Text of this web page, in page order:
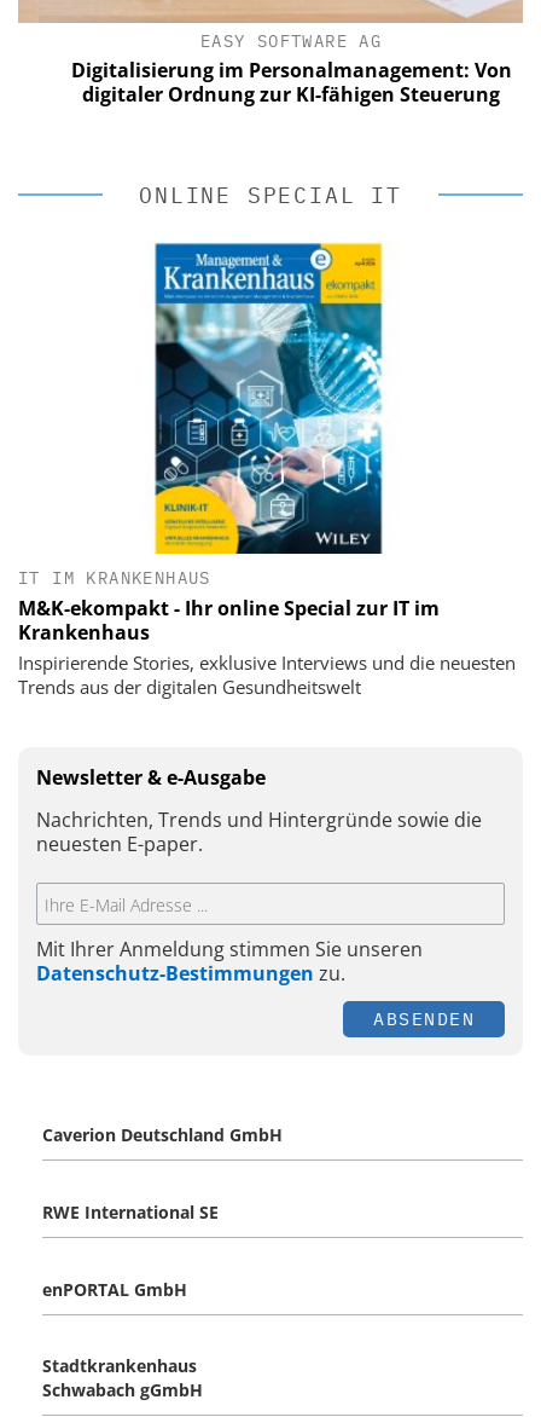
EASY SOFTWARE AG
Digitalisierung im Personalmanagement: Von
digitaler Ordnung zur KI-fähigen Steuerung
ONLINE SPECIAL IT
IT IM KRANKENHAUS
M&K-ekompakt - Ihr online Special zur IT im
Krankenhaus
Inspirierende Stories, exklusive Interviews und die neuesten
Trends aus der digitalen Gesundheitswelt
Newsletter & e-Ausgabe
Nachrichten, Trends und Hintergründe sowie die
neuesten E-paper.
Mit Ihrer Anmeldung stimmen Sie unseren
Datenschutz-Bestimmungen zu.
ABSENDEN
Caverion Deutschland GmbH
RWE International SE
enPORTAL GmbH
Stadtkrankenhaus
Schwabach gGmbH